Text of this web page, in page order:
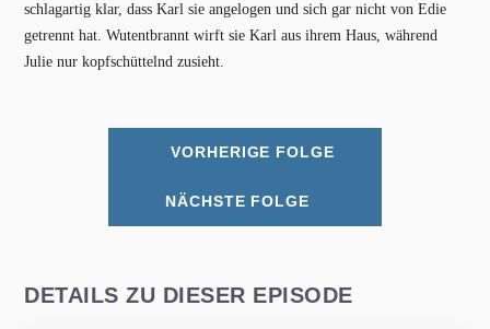
schlagartig klar, dass Karl sie angelogen und sich gar nicht von Edie
getrennt hat. Wutentbrannt wirft sie Karl aus ihrem Haus, während
Julie nur kopfschüttelnd zusieht.
VORHERIGE FOLGE
NÄCHSTE FOLGE
DETAILS ZU DIESER EPISODE